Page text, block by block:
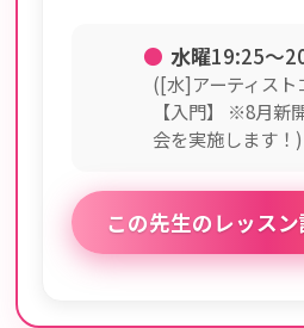
● 水曜19:25〜
([水]アーティス
【入門】 ※8月新
会を実施します！)
この先生のレッス